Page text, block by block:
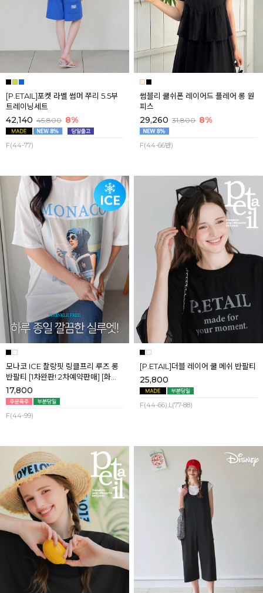
[P.ETAIL]포켓 라벨 썸머 쭈리 5.5부
트레이닝세트
42,140 45,800 8%
F(44-77)
썸블리 쿨쉬폰 레이어드 플레어 롱 원
피스
29,260 31,800 8%
F(44-66반)
모나코 ICE 찰랑핏 링클프리 루즈 롱
반팔티 [1차완판! 2차예약판매] [화이
트] 8월첫째주 순차배송
17,800
F(44-99)
[P.ETAIL]더블 레이어 쿨 메쉬 반팔티
25,800
F(44-66),L(77-88)